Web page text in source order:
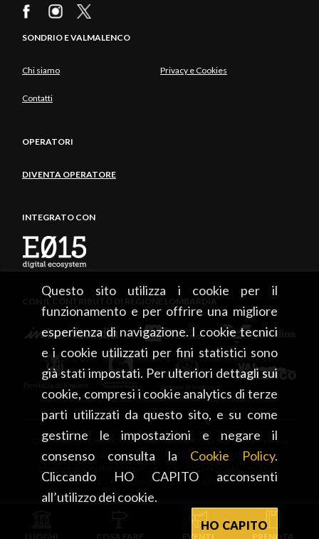
Questo sito utilizza i cookie per il
funzionamento e per offrire una migliore
esperienza di navigazione. I cookie tecnici
e i cookie utilizzati per fini statistici sono
già stati impostati. Per ulteriori dettagli sui
cookie, compresi i cookie analytics di terze
parti utilizzati da questo sito, e su come
gestirne le impostazioni e negare il
consenso consulta la Cookie Policy.
Cliccando HO CAPITO acconsenti
all’utilizzo dei cookie.
HO CAPITO
SONDRIO E VALMALENCO
Chi siamo Privacy e Cookies
Contatti
OPERATORI
DIVENTA OPERATORE
INTEGRATO CON
CON IL CONTRIBUTO DI REGIONE LOMBARDIA
CONSORZIO TURISTICO DEL MANDAMENTO DI SONDRIO • Via
Tonale, 13 • 23100 Sondrio • tel. +39 0342 219246 •
00834020141 • Copyright 2026 • All rights reserved
LUOGHI COSA FARE EVENTI PRENOTA